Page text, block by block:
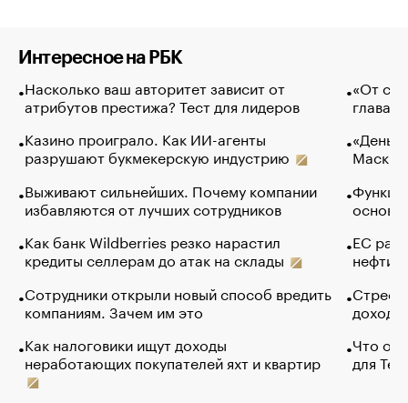
Интересное на РБК
Насколько ваш авторитет зависит от
атрибутов престижа? Тест для лидеров
Казино проиграло. Как ИИ-агенты
разрушают букмекерскую индустрию
Выживают сильнейших. Почему компании
избавляются от лучших сотрудников
Как банк Wildberries резко нарастил
кредиты селлерам до атак на склады
Сотрудники открыли новый способ вредить
компаниям. Зачем им это
Как налоговики ищут доходы
неработающих покупателей яхт и квартир
«От
глава
Маск в
основ
ЕС
нефти
Что
для